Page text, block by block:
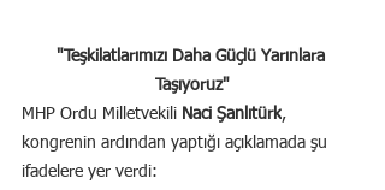
"Teşkilatlarımızı Daha Güçlü Yarınlara
Taşıyoruz"
MHP Ordu Milletvekili Naci Şanlıtürk,
kongrenin ardından yaptığı açıklamada şu
ifadelere yer verdi: